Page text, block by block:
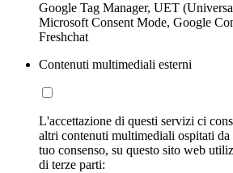
Google Tag Manager, UET
Microsoft Consent Mode, Google
Freshchat
Contenuti multimediali esterni
L'accettazione di questi servizi ci
altri contenuti multimediali ospitati
tuo consenso, su questo sito web
di terze parti: